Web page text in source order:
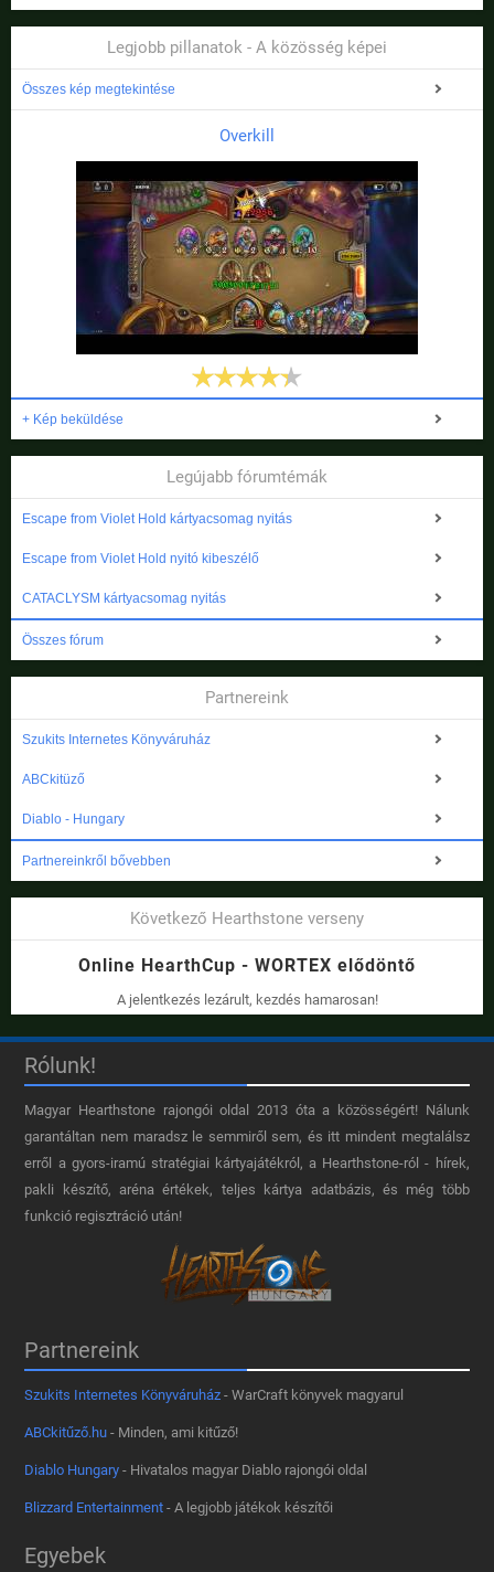
Legjobb pillanatok - A közösség képei
Összes kép megtekintése
Overkill
+ Kép beküldése
Legújabb fórumtémák
Escape from Violet Hold kártyacsomag nyitás
Escape from Violet Hold nyitó kibeszélő
CATACLYSM kártyacsomag nyitás
Összes fórum
Partnereink
Szukits Internetes Könyváruház
ABCkitüző
Diablo - Hungary
Partnereinkről bővebben
Következő Hearthstone verseny
Online HearthCup - WORTEX elődöntő
A jelentkezés lezárult, kezdés hamarosan!
Rólunk!
Magyar Hearthstone​ rajongói oldal 2013 óta a közösségért! Nálunk
garantáltan nem maradsz le semmiről sem, és itt mindent megtalálsz
erről a gyors-iramú stratégiai kártyajátékról, a Hearthstone-ról - hírek,
pakli készítő, aréna értékek, teljes kártya adatbázis, és még több
funkció regisztráció után!
Partnereink
Szukits Internetes Könyváruház - WarCraft könyvek magyarul
ABCkitűző.hu - Minden, ami kitűző!
Diablo Hungary - Hivatalos magyar Diablo rajongói oldal
Blizzard Entertainment - A legjobb játékok készítői
Egyebek